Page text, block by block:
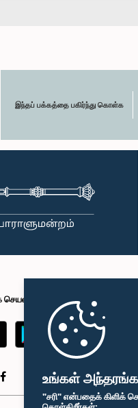
உங்கள்
"சரி" என்பதைக் கிளிக்
இந்தப் பக்கத்தை பகிர்ந்து கொள்க